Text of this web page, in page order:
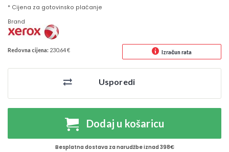
* Cijena za gotovinsko plaćanje
Brand
Redovna cijena: 230.64 € Izračun rata
Usporedi
Dodaj u košaricu
Besplatna dostava za narudžbe iznad 398€